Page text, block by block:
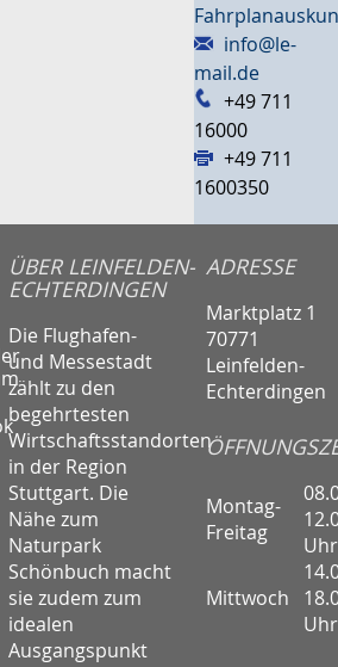
info@le-
mail.de
+49 711
16000
+49 711
1600350
ÜBER LEINFELDEN-
ECHTERDINGEN
Die Flughafen-
und Messestadt
zählt zu den
begehrtesten
Wirtschaftsstandorten
in der Region
Stuttgart. Die
Nähe zum
Naturpark
Schönbuch macht
sie zudem zum
idealen
Ausgangspunkt
ADRESSE
Marktplatz 1
70771
Leinfelden-
Echterdingen
Montag-
Freitag
Uhr
Mittwoch
Uhr